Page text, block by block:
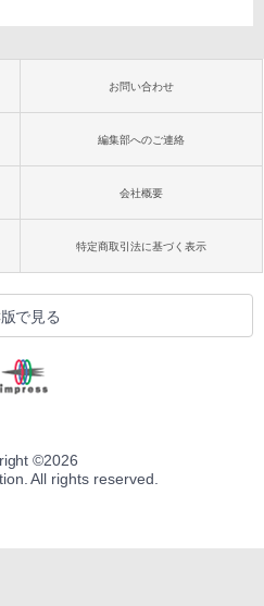
お問い合わせ
編集部へのご連絡
会社概要
特定商取引法に基づく表示
で見る
©2026
All rights reserved.